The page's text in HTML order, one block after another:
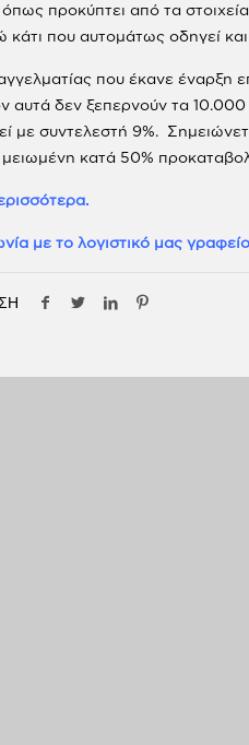
προκύπτει από τα
που αυτομάτως οδηγεί
που έκανε έναρξη
αυτά δεν ξεπερνούν τα
με συντελεστή 9%.
κατά 50%
με το λογιστικό μας